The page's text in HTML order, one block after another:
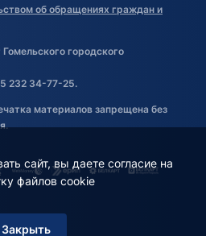
Фильтр
об обращениях граждан и
городского
232 34-77-25.
материалов запрещена без
сайт, вы даете согласие на
файлов cookie
Закрыть